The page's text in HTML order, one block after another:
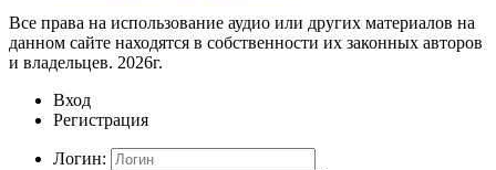
Все права на использование аудио или других материалов на
данном сайте находятся в собственности их законных авторов
и владельцев. 2026г.
Вход
Регистрация
Логин: